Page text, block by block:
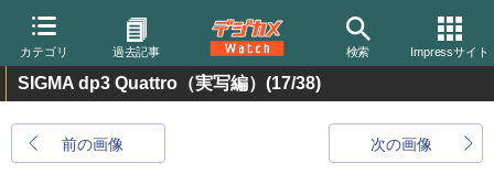
カテゴリ 過去記事 検索 Impressサイト
SIGMA dp3 Quattro（実写編） (17/38)
前の画像 次の画像